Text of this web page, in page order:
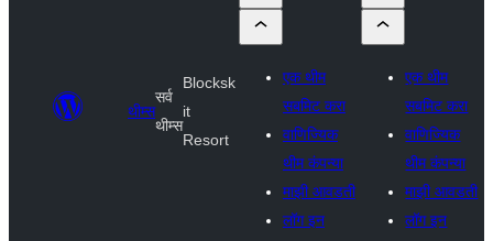
थीम्स
सर्व
थीम्स
Blocksk
it
Resort
एक थीम
सबमिट करा
वाणिज्यिक
थीम कंपन्या
माझी आवडती
लॉग इन
एक थीम
सबमिट करा
वाणिज्यिक
थीम कंपन्या
माझी आवडती
लॉग इन